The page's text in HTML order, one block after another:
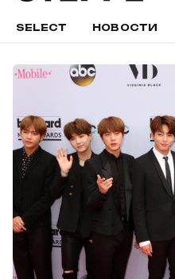
SELECT НОВОСТИ